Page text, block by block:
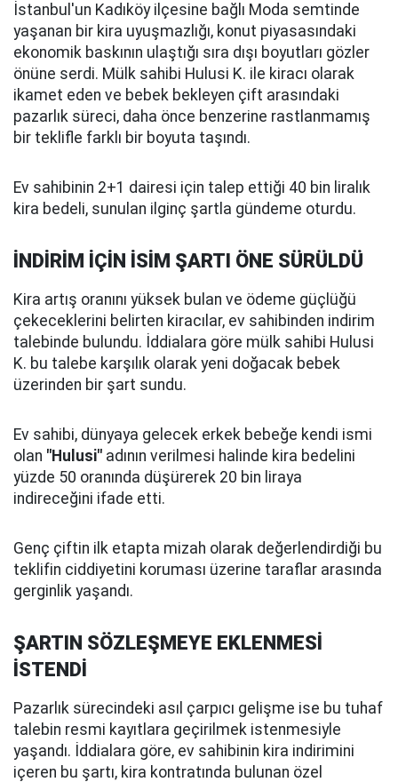
İstanbul'un Kadıköy ilçesine bağlı Moda semtinde
yaşanan bir kira uyuşmazlığı, konut piyasasındaki
ekonomik baskının ulaştığı sıra dışı boyutları gözler
önüne serdi. Mülk sahibi Hulusi K. ile kiracı olarak
ikamet eden ve bebek bekleyen çift arasındaki
pazarlık süreci, daha önce benzerine rastlanmamış
bir teklifle farklı bir boyuta taşındı.
Ev sahibinin 2+1 dairesi için talep ettiği 40 bin liralık
kira bedeli, sunulan ilginç şartla gündeme oturdu.
İNDİRİM İÇİN İSİM ŞARTI ÖNE SÜRÜLDÜ
Kira artış oranını yüksek bulan ve ödeme güçlüğü
çekeceklerini belirten kiracılar, ev sahibinden indirim
talebinde bulundu. İddialara göre mülk sahibi Hulusi
K. bu talebe karşılık olarak yeni doğacak bebek
üzerinden bir şart sundu.
Ev sahibi, dünyaya gelecek erkek bebeğe kendi ismi
olan "Hulusi" adının verilmesi halinde kira bedelini
yüzde 50 oranında düşürerek 20 bin liraya
indireceğini ifade etti.
Genç çiftin ilk etapta mizah olarak değerlendirdiği bu
teklifin ciddiyetini koruması üzerine taraflar arasında
gerginlik yaşandı.
ŞARTIN SÖZLEŞMEYE EKLENMESİ
İSTENDİ
Pazarlık sürecindeki asıl çarpıcı gelişme ise bu tuhaf
talebin resmi kayıtlara geçirilmek istenmesiyle
yaşandı. İddialara göre, ev sahibinin kira indirimini
içeren bu şartı, kira kontratında bulunan özel